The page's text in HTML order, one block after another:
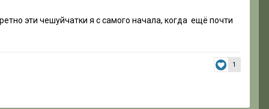
эти чешуйчатки я с самого начала, когда ещё почти
1